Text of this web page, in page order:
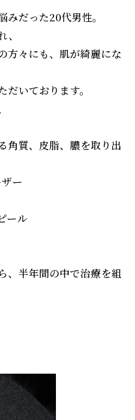
だった20代男性。
方々にも、肌が綺麗にな
いております。
角質、皮脂、膿を取り出
ー
ール
、半年間の中で治療を組